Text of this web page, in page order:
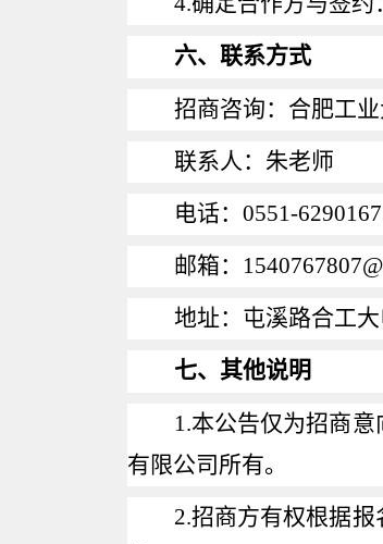
六、联系方式
招商咨询：合肥工
联系人：朱老师
电话： 0551-
邮箱：
地址：屯溪路合工
七、其他说明
1.本公告仅为招商
有限公司所有。
2.招商方有权根据